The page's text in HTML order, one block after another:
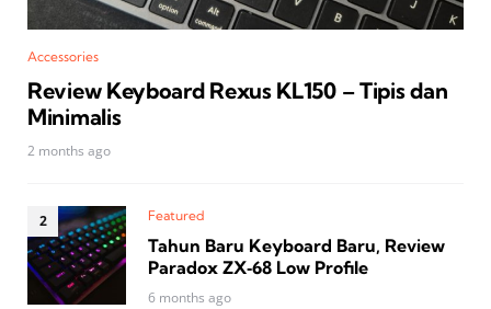
Accessories
Review Keyboard Rexus KL150 – Tipis dan
Minimalis
2 months ago
Featured
Tahun Baru Keyboard Baru, Review
Paradox ZX‑68 Low Profile
6 months ago